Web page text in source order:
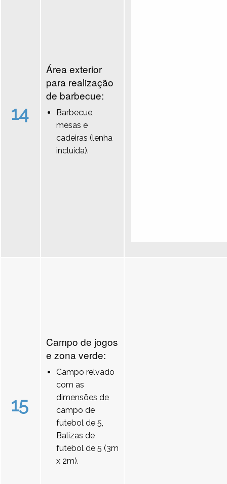
14
Área exterior
para realização
de barbecue:
Barbecue,
mesas e
cadeiras (lenha
incluída).
15
Campo de jogos
e zona verde:
Campo relvado
com as
dimensões de
campo de
futebol de 5,
Balizas de
futebol de 5 (3m
x 2m).